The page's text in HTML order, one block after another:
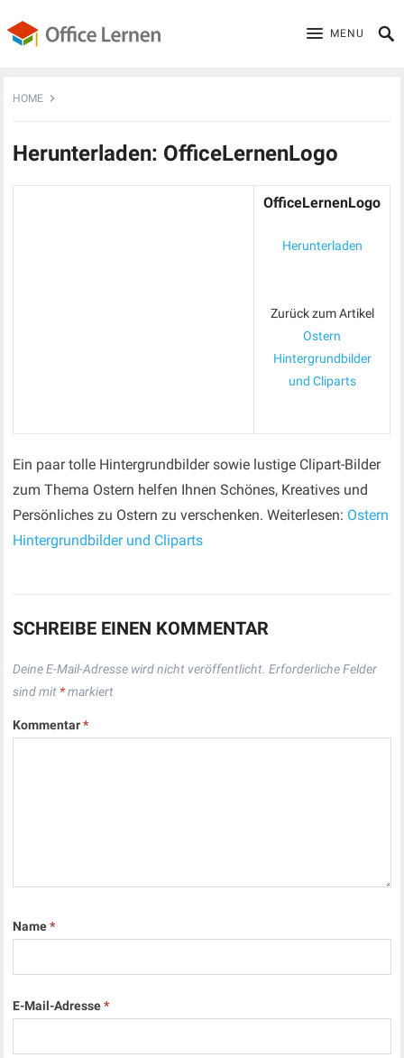
MENU
HOME
Herunterladen: OfficeLernenLogo
OfficeLernenLogo
Herunterladen
Zurück zum Artikel
Ostern
Hintergrundbilder
und Cliparts
Ein paar tolle Hintergrundbilder sowie lustige Clipart-Bilder
zum Thema Ostern helfen Ihnen Schönes, Kreatives und
Persönliches zu Ostern zu verschenken. Weiterlesen: Ostern
Hintergrundbilder und Cliparts
SCHREIBE EINEN KOMMENTAR
Deine E-Mail-Adresse wird nicht veröffentlicht. Erforderliche Felder
sind mit *markiert
Kommentar*
Name*
E-Mail-Adresse*